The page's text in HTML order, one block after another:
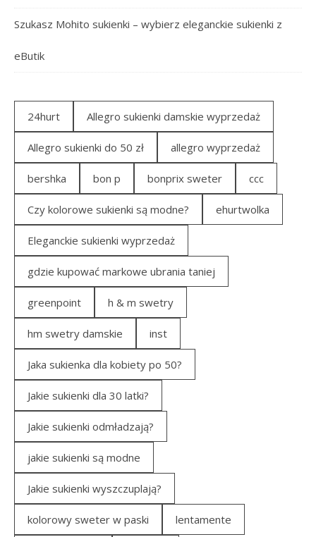
Szukasz Mohito sukienki – wybierz eleganckie sukienki z
eButik
24hurt Allegro sukienki damskie wyprzedaż
Allegro sukienki do 50 zł allegro wyprzedaż
bershka bon p bonprix sweter ccc
Czy kolorowe sukienki są modne? ehurtwolka
Eleganckie sukienki wyprzedaż
gdzie kupować markowe ubrania taniej
greenpoint h & m swetry
hm swetry damskie inst
Jaka sukienka dla kobiety po 50?
Jakie sukienki dla 30 latki?
Jakie sukienki odmładzają?
jakie sukienki są modne
Jakie sukienki wyszczuplają?
kolorowy sweter w paski lentamente